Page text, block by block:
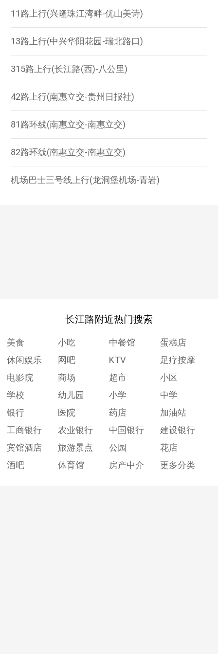
11路上行(兴隆珠江湾畔-优山美诗)
13路上行(中兴华阳花园-瑞北路口)
315路上行(长江路(西)-八公里)
42路上行(南惠立交-贵州日报社)
81路环线(南惠立交-南惠立交)
82路环线(南惠立交-南惠立交)
机场巴士三号线上行(龙洞堡机场-青岩)
长江路附近热门搜索
美食 小吃 中餐馆
蛋糕店
休闲娱乐
网吧 KTV
足疗按摩
电影院
商场 超市
小区
学校
幼儿园 小学
中学
银行
医院 药店
加油站
工商银行
农业银行 中国银行
建设银行
宾馆酒店
旅游景点 公园
花店
酒吧
体育馆 房产中介 更多分类